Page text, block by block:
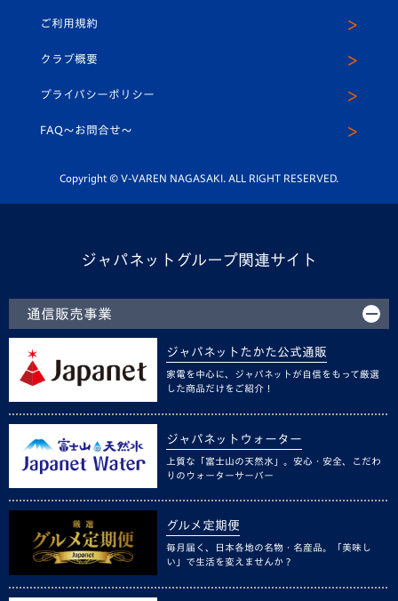
平和祈念活動
ホームタウン活動
スクール
ヴィヴィくんインスタグラム
公式LINE＠
ご利用規約
クラブ概要
プライバシーポリシー
FAQ〜お問合せ〜
Copyright © V-VAREN NAGASAKI. ALL RIGHT RESERVED.
ジャパネットグループ関連サイト
通信販売事業
ジャパネットたかた公式通販
家電を中心に、ジャパネットが自信をもって厳選
した商品だけをご紹介！
ジャパネットウォーター
上質な「富士山の天然水」。安心・安全、こだわ
りのウォーターサーバー
グルメ定期便
毎月届く、日本各地の名物・名産品。「美味し
い」で生活を変えませんか？